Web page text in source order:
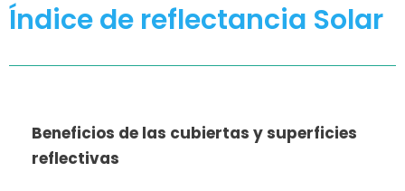
Índice de reflectancia Solar
Beneficios de las cubiertas y superficies
reflectivas